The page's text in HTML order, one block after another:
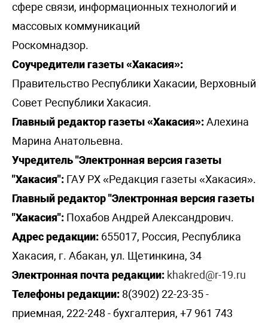
сфере связи, информационных технологий и
массовых коммуникаций
Роскомнадзор.
Соучредители газеты «Хакасия»:
Правительство Республики Хакасии, Верховный
Совет Республики Хакасия.
Главный редактор газеты «Хакасия»:Алехина
Марина Анатольевна.
Учредитель "Электронная версия газеты
"Хакасия": ГАУ РХ «Редакция газеты «Хакасия».
Главный редактор "Электронная версия газеты
"Хакасия": Похабов Андрей Александрович.
Адрес редакции: 655017, Россия, Республика
Хакасия, г. Абакан, ул. Щетинкина, 34
Электронная почта редакции: khakred@r-19.ru
Телефоны редакции: 8(3902) 22-23-35 -
приемная, 222-248 - бухгалтерия, +7 961 743